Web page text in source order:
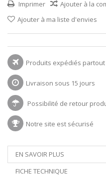
Imprimer
Ajouter à la
Ajouter à ma liste d'envies
Produits expédiés partout
Livraison sous 15 jours
Possibilité de retour
Notre site est sécurisé
EN SAVOIR PLUS
FICHE TECHNIQUE